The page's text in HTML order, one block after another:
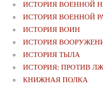
ИСТОРИЯ ВОЕННОЙ
ИСТОРИЯ ВОЕННОЙ
ИСТОРИЯ ВОИН
ИСТОРИЯ
ИСТОРИЯ ТЫЛА
ИСТОРИЯ: ПРОТИВ
КНИЖНАЯ ПОЛКА